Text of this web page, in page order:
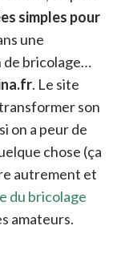
simples pour
une
de bricolage…
. Le site
son
on a peur de
chose (ça
autrement et
du bricolage
amateurs.